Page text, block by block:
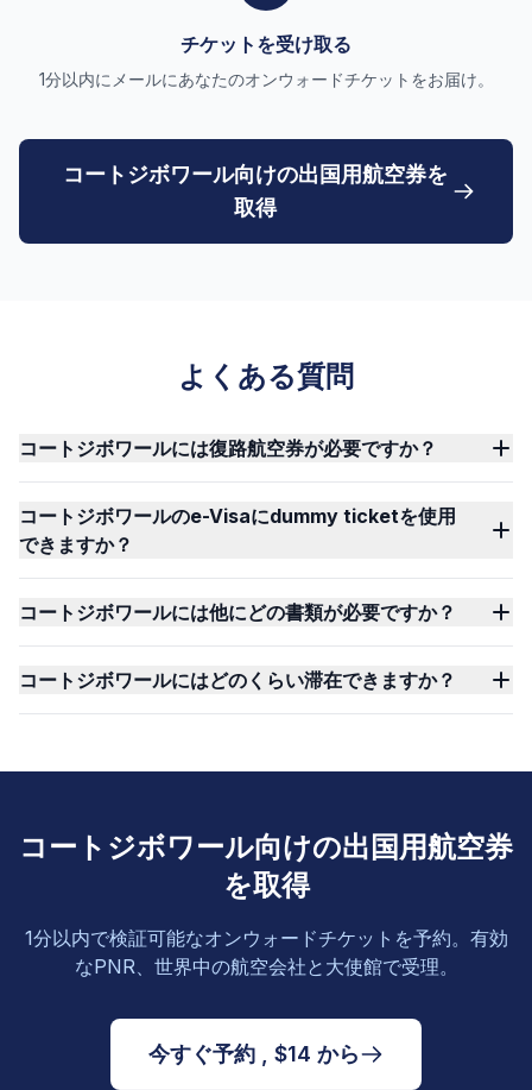
チケットを受け取る
1分以内にメールにあなたのオンウォードチケットをお届け。
コートジボワール向けの出国用航空券を
取得
よくある質問
コートジボワールには復路航空券が必要ですか？
コートジボワールのe-Visaにdummy ticketを使用
できますか？
コートジボワールには他にどの書類が必要ですか？
コートジボワールにはどのくらい滞在できますか？
コートジボワール向けの出国用航空券
を取得
1分以内で検証可能なオンウォードチケットを予約。有効
なPNR、世界中の航空会社と大使館で受理。
今すぐ予約 , $14 から